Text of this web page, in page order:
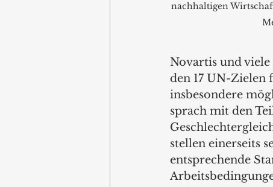
nachhaltigen
Novartis und
den 17 UN-Zielen
insbesondere
sprach mit den
stellen einerseits
entsprechende